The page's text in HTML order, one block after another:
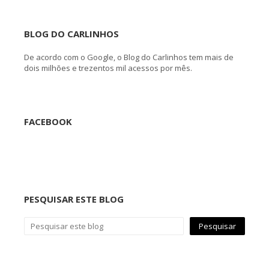
BLOG DO CARLINHOS
De acordo com o Google, o Blog do Carlinhos tem mais de
dois milhões e trezentos mil acessos por mês.
FACEBOOK
PESQUISAR ESTE BLOG